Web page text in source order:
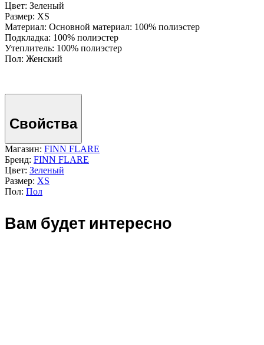
Цвет: Зеленый
Размер: XS
Материал: Основной материал: 100% полиэстер
Подкладка: 100% полиэстер
Утеплитель: 100% полиэстер
Пол: Женский
Свойства
Магазин: FINN FLARE
Бренд: FINN FLARE
Цвет: Зеленый
Размер: XS
Пол: Пол
Вам будет интересно